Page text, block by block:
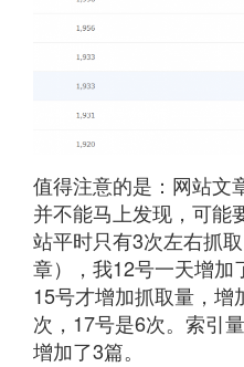
值得注意的是：网站文
并不能马上发现，可能
站平时只有3次左右抓
章），我12号一天增加
15号才增加抓取量，增
次，17号是6次。索引
增加了3篇。